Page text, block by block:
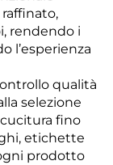
rendendo i
l’esperienza
qualità
selezione
fino
etichette
prodotto